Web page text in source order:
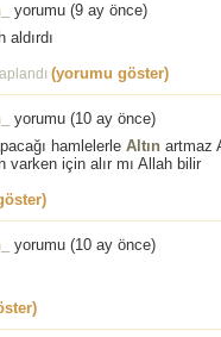
yorumu (9 ay önce)
(yorumu göster)
yorumu (10 ay önce)
hamlelerle Altın artmaz
varken için alır mı Allah bilir
yorumu (10 ay önce)